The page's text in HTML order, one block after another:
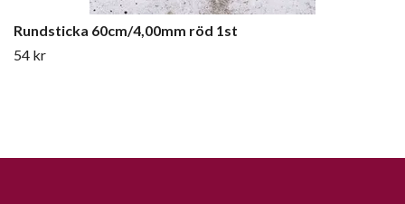
Rundsticka 60cm/4,00mm röd 1st
54 kr